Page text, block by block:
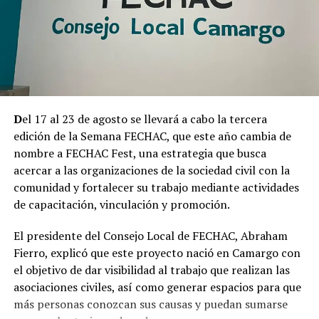
su primera etapa en campo, previo al desarrollo de la
ampliación que busca mejorar la capacidad y calidad de
la atención que brinda el Centro Avanzado de Salud de
Camargo.
Del 17 al 23 de agosto se llevará a cabo la tercera
edición de la Semana FECHAC, que este año cambia de
nombre a FECHAC Fest, una estrategia que busca
acercar a las organizaciones de la sociedad civil con la
comunidad y fortalecer su trabajo mediante actividades
de capacitación, vinculación y promoción.
El presidente del Consejo Local de FECHAC, Abraham
Fierro, explicó que este proyecto nació en Camargo con
el objetivo de dar visibilidad al trabajo que realizan las
asociaciones civiles, así como generar espacios para que
más personas conozcan sus causas y puedan sumarse